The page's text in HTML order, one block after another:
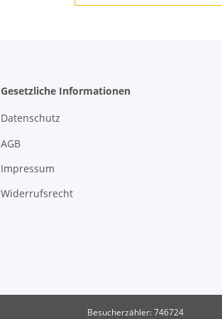
Gesetzliche Informationen
Datenschutz
AGB
Impressum
Widerrufsrecht
Besucherzähler: 746724